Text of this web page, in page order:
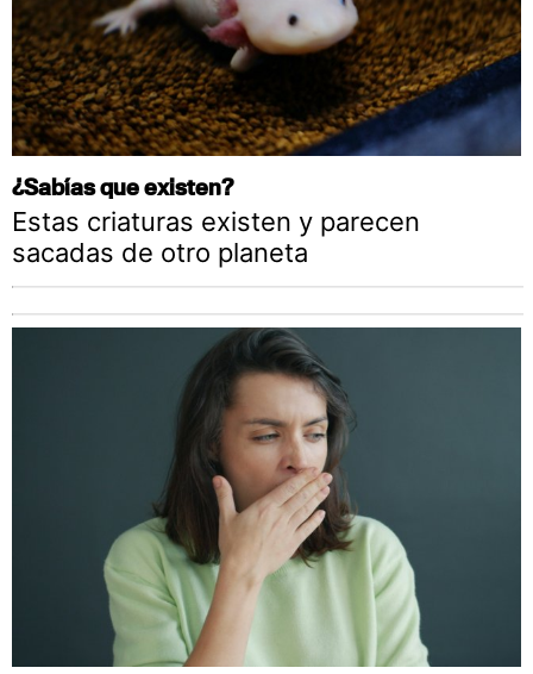
¿Sabías que existen?
Estas criaturas existen y parecen
sacadas de otro planeta